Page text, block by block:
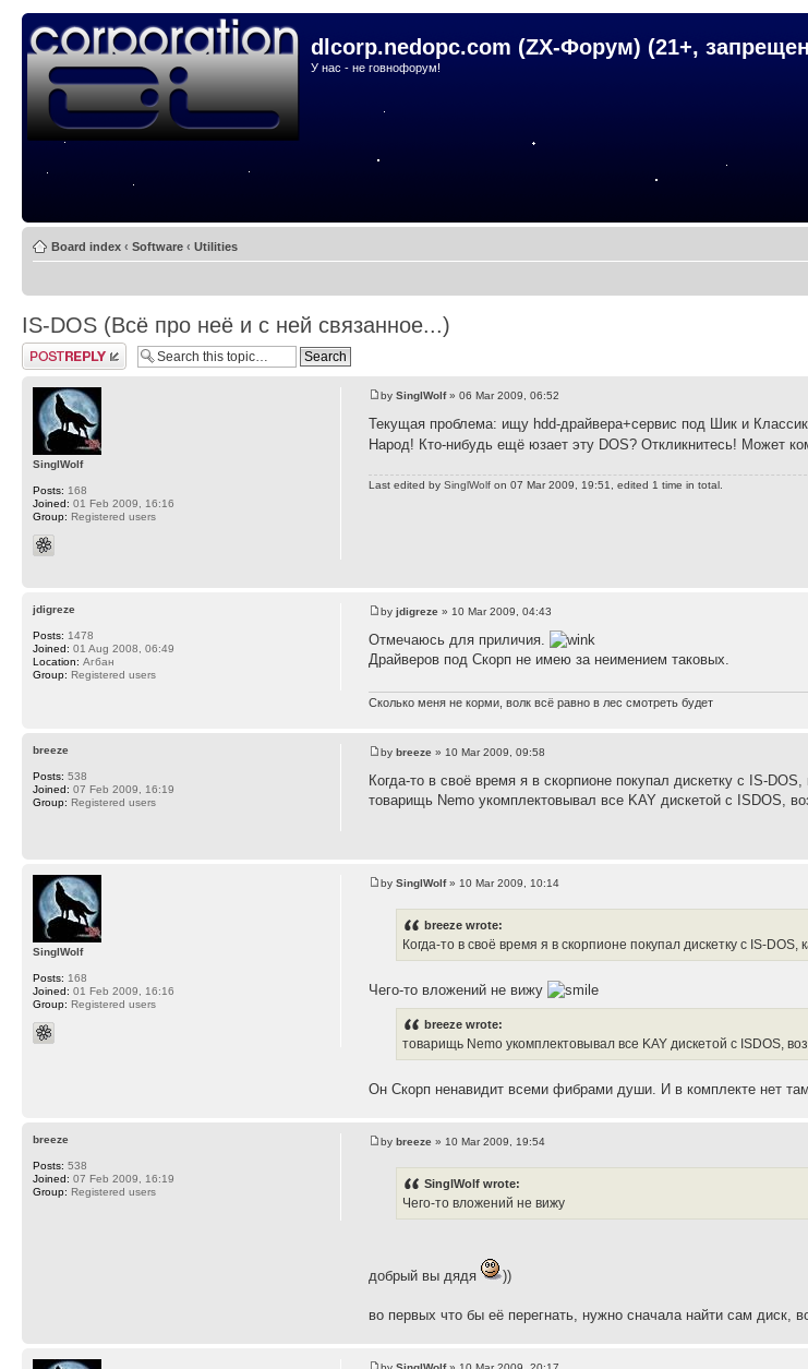
dlcorp.nedopc.com (ZX-Форум) (21+,
У нас - не говнофорум!
Board index ‹ Software ‹ Utilities
IS-DOS (Всё про неё и с ней связанное...)
Post a reply
bySinglWolf» 06 Mar 2009, 06:52
Текущая проблема: ищу hdd-драйвера+сервис под Шик и
Народ! Кто-нибудь ещё юзает эту DOS? Откликнитесь! Может
Last edited bySinglWolf on 07 Mar 2009, 19:51, edited 1 time in total.
SinglWolf
Posts: 168
Joined: 01 Feb 2009, 16:16
Group: Registered users
byjdigreze » 10 Mar 2009, 04:43
Отмечаюсь для приличия.
Драйверов под Скорп не имею за неимением таковых.
Сколько меня не корми, волк всё равно в лес смотреть будет
jdigreze
Posts: 1478
Joined: 01 Aug 2008, 06:49
Location: Агбан
Group: Registered users
bybreeze » 10 Mar 2009, 09:58
Когда-то в своё время я в скорпионе покупал дискетку с IS-
товарищь Nemo укомплектовывал все KAY дискетой с ISDOS,
breeze
Posts: 538
Joined: 07 Feb 2009, 16:19
Group: Registered users
bySinglWolf» 10 Mar 2009, 10:14
breeze wrote:
Когда-то в своё время я в скорпионе покупал дискетку с IS-
Чего-то вложений не вижу
breeze wrote:
товарищь Nemo укомплектовывал все KAY дискетой с ISDOS,
Он Скорп ненавидит всеми фибрами души. И в комплекте нет
SinglWolf
Posts: 168
Joined: 01 Feb 2009, 16:16
Group: Registered users
bybreeze » 10 Mar 2009, 19:54
SinglWolf wrote:
Чего-то вложений не вижу
добрый вы дядя ))
во первых что бы её перегнать, нужно сначала найти сам диск,
breeze
Posts: 538
Joined: 07 Feb 2009, 16:19
Group: Registered users